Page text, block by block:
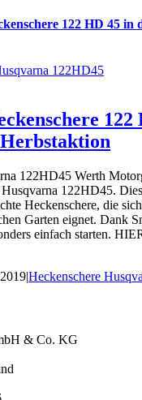
122 HD 45 in
122HD45
122
122HD45 Werth
122HD45.
Heckenschere, die
Garten eignet. Dank
einfach starten.
|Heckenschere
& Co. KG